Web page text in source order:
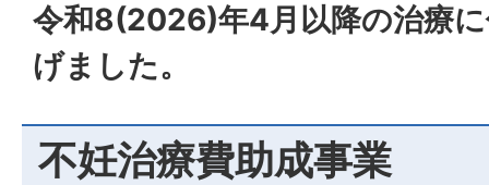
令和8(2026)年4月以降の治療
げました。
不妊治療費助成事業